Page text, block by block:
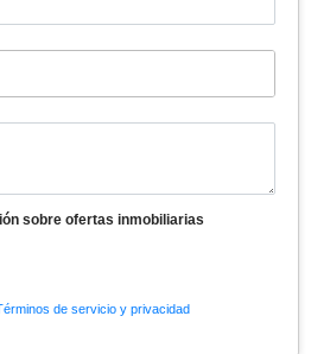
sobre ofertas inmobiliarias
de servicio y privacidad